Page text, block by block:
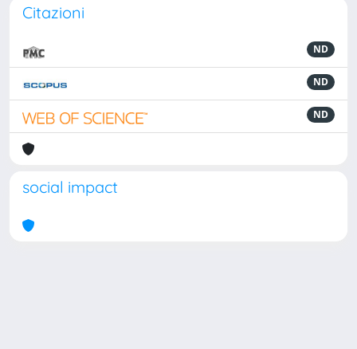
Citazioni
ND
ND
ND
social impact